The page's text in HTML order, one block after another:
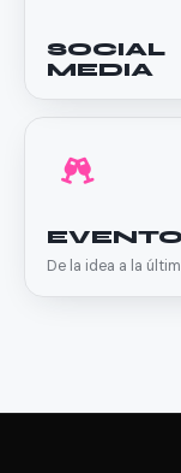
SOCIAL
MEDIA
De la idea a la